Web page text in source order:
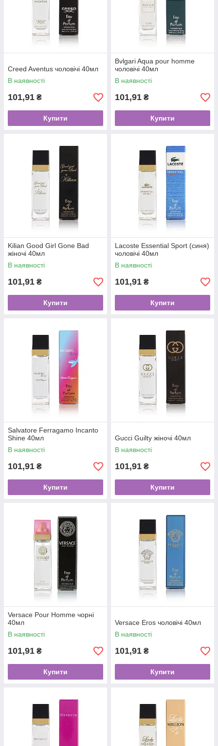
Creed Aventus чоловічі 40мл
В наявності
101,91 ₴
Купити
Bvlgari Aqua pour homme
чоловічі 40мл
В наявності
101,91 ₴
Купити
Kilian Good Girl Gone Bad
жіночі 40мл
В наявності
101,91 ₴
Купити
Lacoste Essential Sport (синя)
чоловічі 40мл
В наявності
101,91 ₴
Купити
Salvatore Ferragamo Incanto
Shine 40мл
В наявності
101,91 ₴
Купити
Gucci Guilty жіночі 40мл
В наявності
101,91 ₴
Купити
Versace Pour Homme чорні
40мл
В наявності
101,91 ₴
Купити
Versace Eros чоловічі 40мл
В наявності
101,91 ₴
Купити